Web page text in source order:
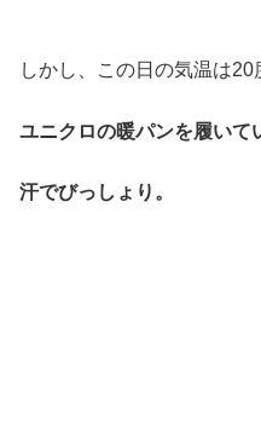
しかし、この日の気温は20
ユニクロの暖パンを履いて
汗でびっしょり。